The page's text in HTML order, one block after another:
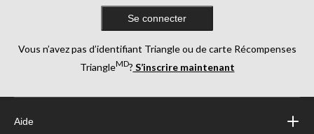
Se connecter
Vous n’avez pas d’identifiant Triangle ou de carte Récompenses
TriangleMD? S’inscrire maintenant
Aide